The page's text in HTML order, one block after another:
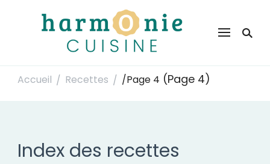
Harmonie Cuisine
Accueil / Recettes / /Page 4 (Page 4)
Index des recettes